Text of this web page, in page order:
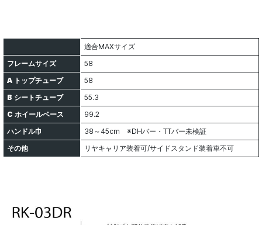
適合MAXサイズ
フレームサイズ
58
A トップチューブ
58
B シートチューブ
55.3
C ホイールベース
99.2
ハンドル巾
38～45cm ※DHバー・TTバー未検証
その他
リヤキャリア装着可/サイドスタンド装着車不可